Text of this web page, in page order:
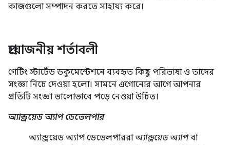
কাজগুলো সম্পাদন করতে সাহায্য করে।
প্রয়োজনীয় শর্তাবলী
গেটিং স্টার্টেড ডকুমেন্টেশনে ব্যবহৃত কিছু পরিভাষা ও তাদের
সংজ্ঞা নিচে দেওয়া হলো। সামনে এগোনোর আগে আপনার
প্রতিটি সংজ্ঞা ভালোভাবে পড়ে নেওয়া উচিত।
অ্যান্ড্রয়েড অ্যাপ ডেভেলপার
অ্যান্ড্রয়েড অ্যাপ ডেভেলপাররাঅ্যান্ড্রয়েড অ্যাপবা